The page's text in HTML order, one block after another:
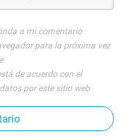
a mi comentario
para la próxima vez
de acuerdo con el
por este sitio web